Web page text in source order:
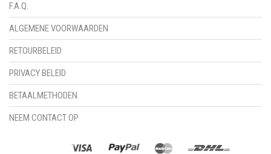
F.A.Q.
ALGEMENE VOORWAARDEN
RETOURBELEID
PRIVACY BELEID
BETAALMETHODEN
NEEM CONTACT OP